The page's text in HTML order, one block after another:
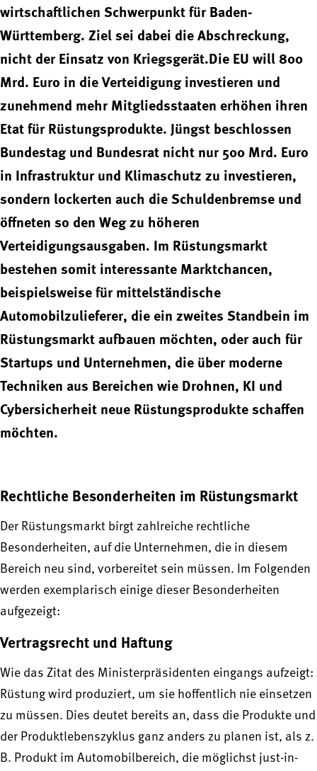
wirtschaftlichen Schwerpunkt für Baden-
Württemberg. Ziel sei dabei die Abschreckung,
nicht der Einsatz von Kriegsgerät.Die EU will 800
Mrd. Euro in die Verteidigung investieren und
zunehmend mehr Mitgliedsstaaten erhöhen ihren
Etat für Rüstungsprodukte. Jüngst beschlossen
Bundestag und Bundesrat nicht nur 500 Mrd. Euro
in Infrastruktur und Klimaschutz zu investieren,
sondern lockerten auch die Schuldenbremse und
öffneten so den Weg zu höheren
Verteidigungsausgaben. Im Rüstungsmarkt
bestehen somit interessante Marktchancen,
beispielsweise für mittelständische
Automobilzulieferer, die ein zweites Standbein im
Rüstungsmarkt aufbauen möchten, oder auch für
Startups und Unternehmen, die über moderne
Techniken aus Bereichen wie Drohnen, KI und
Cybersicherheit neue Rüstungsprodukte schaffen
möchten.
Rechtliche Besonderheiten im Rüstungsmarkt
Der Rüstungsmarkt birgt zahlreiche rechtliche
Besonderheiten, auf die Unternehmen, die in diesem
Bereich neu sind, vorbereitet sein müssen. Im Folgenden
werden exemplarisch einige dieser Besonderheiten
aufgezeigt:
Vertragsrecht und Haftung
Wie das Zitat des Ministerpräsidenten eingangs aufzeigt:
Rüstung wird produziert, um sie hoffentlich nie einsetzen
zu müssen. Dies deutet bereits an, dass die Produkte und
der Produktlebenszyklus ganz anders zu planen ist, als z.
B. Produkt im Automobilbereich, die möglichst just-in-